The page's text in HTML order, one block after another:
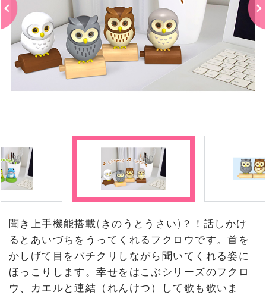
聞き上手機能搭載(きのうとうさい)？！話しかけ
るとあいづちをうってくれるフクロウです。首を
かしげて目をパチクリしながら聞いてくれる姿に
ほっこりします。幸せをはこぶシリーズのフクロ
ウ、カエルと連結（れんけつ）して歌も歌いま